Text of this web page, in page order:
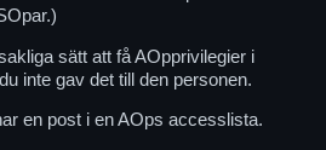
sätt att få AOpprivilegier i
inte gav det till den personen.
en post i en AOps accesslista.